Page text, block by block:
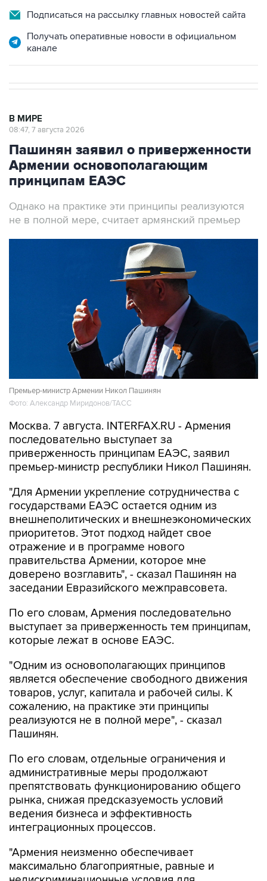
Подписаться на рассылку главных новостей сайта
Получать оперативные новости в официальном
канале
В МИРЕ
08:47, 7 августа 2026
Пашинян заявил о приверженности
Армении основополагающим
принципам ЕАЭС
Однако на практике эти принципы реализуются
не в полной мере, считает армянский премьер
Премьер-министр Армении Никол Пашинян
Фото: Александр Миридонов/ТАСС
Москва. 7 августа. INTERFAX.RU - Армения
последовательно выступает за
приверженность принципам ЕАЭС, заявил
премьер-министр республики Никол Пашинян.
"Для Армении укрепление сотрудничества с
государствами ЕАЭС остается одним из
внешнеполитических и внешнеэкономических
приоритетов. Этот подход найдет свое
отражение и в программе нового
правительства Армении, которое мне
доверено возглавить", - сказал Пашинян на
заседании Евразийского межправсовета.
По его словам, Армения последовательно
выступает за приверженность тем принципам,
которые лежат в основе ЕАЭС.
"Одним из основополагающих принципов
является обеспечение свободного движения
товаров, услуг, капитала и рабочей силы. К
сожалению, на практике эти принципы
реализуются не в полной мере", - сказал
Пашинян.
По его словам, отдельные ограничения и
административные меры продолжают
препятствовать функционированию общего
рынка, снижая предсказуемость условий
ведения бизнеса и эффективность
интеграционных процессов.
"Армения неизменно обеспечивает
максимально благоприятные, равные и